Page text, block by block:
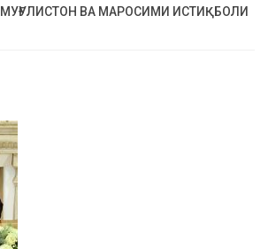
ВА МАРОСИМИ ИСТИҚБОЛИ